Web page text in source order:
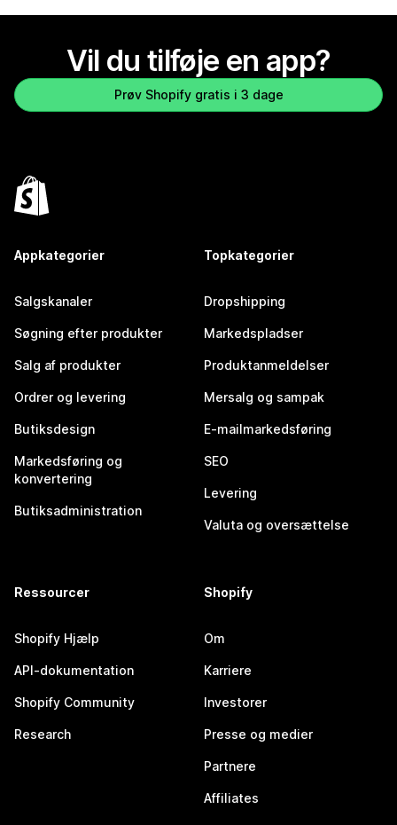
Vil du tilføje en app?
Prøv Shopify gratis i 3 dage
Appkategorier
Salgskanaler
Søgning efter produkter
Salg af produkter
Ordrer og levering
Butiksdesign
Markedsføring og
konvertering
Butiksadministration
Topkategorier
Dropshipping
Markedspladser
Produktanmeldelser
Mersalg og sampak
E-mailmarkedsføring
SEO
Levering
Valuta og oversættelse
Ressourcer
Shopify Hjælp
API-dokumentation
Shopify Community
Research
Shopify
Om
Karriere
Investorer
Presse og medier
Partnere
Affiliates